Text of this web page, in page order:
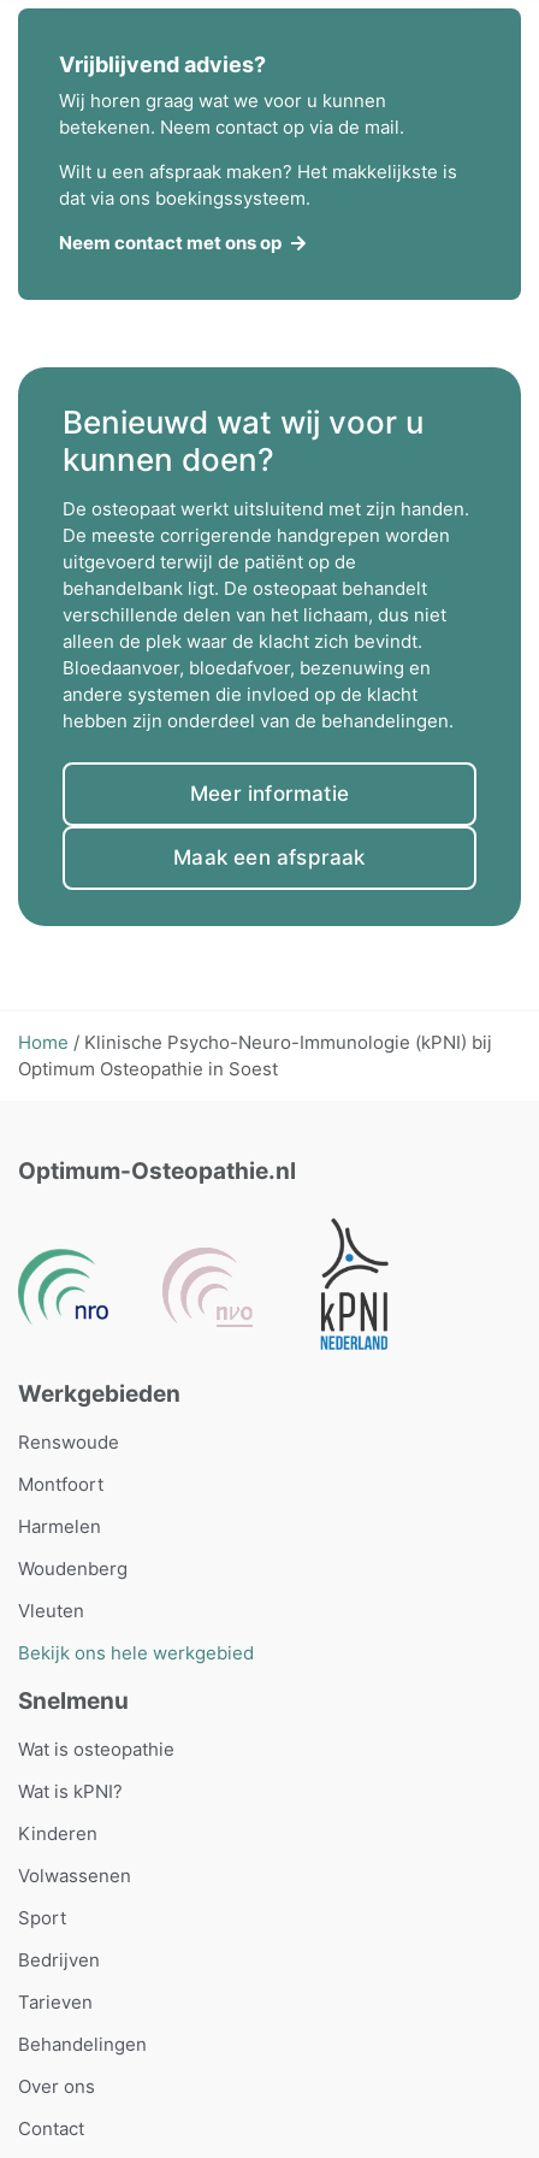
Vrijblijvend advies?
Wij horen graag wat we voor u kunnen
betekenen. Neem contact op via de mail.
Wilt u een afspraak maken? Het makkelijkste is
dat via ons boekingssysteem.
Neem contact met ons op
Benieuwd wat wij voor u
kunnen doen?
De osteopaat werkt uitsluitend met zijn handen.
De meeste corrigerende handgrepen worden
uitgevoerd terwijl de patiënt op de
behandelbank ligt. De osteopaat behandelt
verschillende delen van het lichaam, dus niet
alleen de plek waar de klacht zich bevindt.
Bloedaanvoer, bloedafvoer, bezenuwing en
andere systemen die invloed op de klacht
hebben zijn onderdeel van de behandelingen.
Meer informatie
Maak een afspraak
Home / Klinische Psycho-Neuro-Immunologie (kPNI) bij
Optimum Osteopathie in Soest
Optimum-Osteopathie.nl
Werkgebieden
Renswoude
Montfoort
Harmelen
Woudenberg
Vleuten
Bekijk ons hele werkgebied
Snelmenu
Wat is osteopathie
Wat is kPNI?
Kinderen
Volwassenen
Sport
Bedrijven
Tarieven
Behandelingen
Over ons
Contact